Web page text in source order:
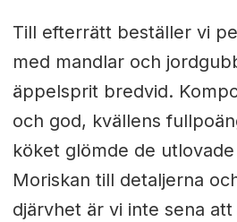
Till efterrätt beställer vi
med mandlar och
äppelsprit bredvid.
och god, kvällens
köket glömde de
Moriskan till detaljerna
djärvhet är vi inte sena